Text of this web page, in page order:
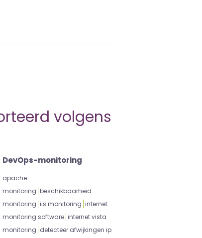
volgens
DevOps-monitoring
apache
monitoring beschikbaarheid
monitoring iis monitoring internet
monitoring software internet vista
monitoring detecteer afwijkingen ip